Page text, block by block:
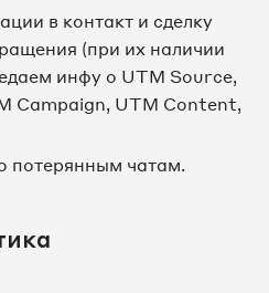
в контакт и сделку
(при их наличии
инфу о UTM Source,
Campaign, UTM Content,
потерянным чатам.